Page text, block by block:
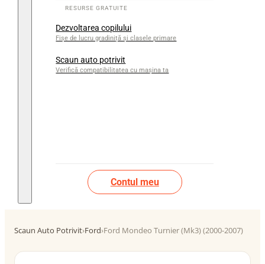
Dezvoltarea copilului
Fișe de lucru gradiniță și clasele primare
Scaun auto potrivit
Verifică compatibilitatea cu mașina ta
Contul meu
Scaun Auto Potrivit›Ford›Ford Mondeo Turnier (Mk3) (2000-2007)